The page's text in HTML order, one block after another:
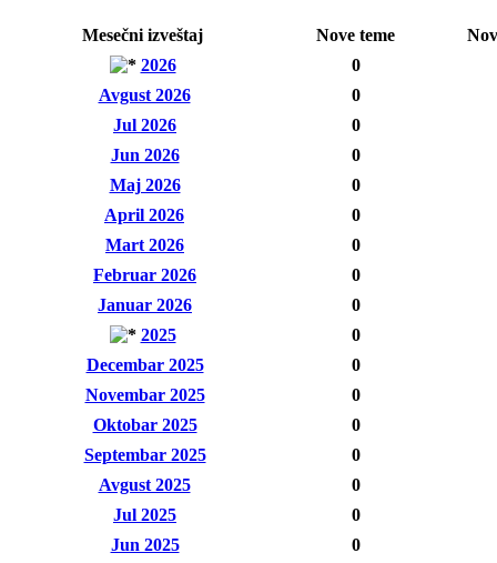
Mesečni izveštaj Nove teme
2026
0
Avgust 2026
0
Jul 2026
0
Jun 2026
0
Maj 2026
0
April 2026
0
Mart 2026
0
Februar 2026
0
Januar 2026
0
2025
0
Decembar 2025
0
Novembar 2025
0
Oktobar 2025
0
Septembar 2025
0
Avgust 2025
0
Jul 2025
0
Jun 2025
0